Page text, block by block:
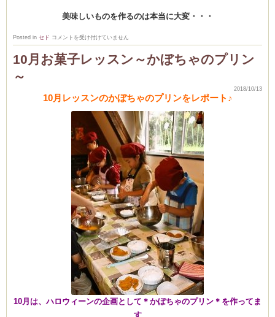
美味しいものを作るのは本当に大変・・・
Posted in セド 秋
の
作
メ
＆
ク
コメントを受け付けていません
10月お菓子レッスン～かぼちゃのプリン
～
2018/10/13
10月レッスンのかぼちゃのプリンをレポート♪
10月は、ハロウィーンの企画として＊かぼちゃのプリン＊を作ってま
す